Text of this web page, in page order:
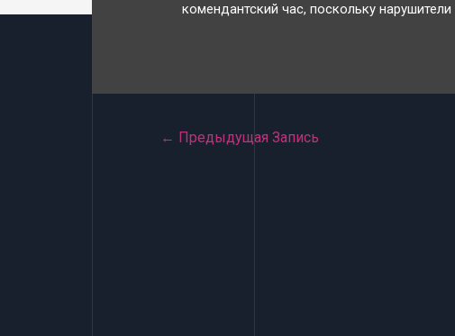
комендантский час, поскольку
Навигация
← Предыдущая Запись